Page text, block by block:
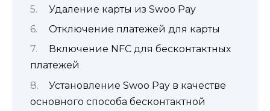
Удаление карты из Swoo Pay
Отключение платежей для карты
Включение NFC для бесконтактных
платежей
Установление Swoo Pay в качестве
основного способа бесконтактной